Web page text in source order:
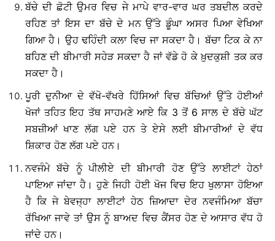
ਬੱਚੇ ਦੀ ਛੋਟੀ ਉਮਰ ਵਿਚ ਜੇ ਮਾਪੇ ਵਾਰ-ਵਾਰ ਘਰ ਤਬਦੀਲ ਕਰਦੇ
ਰਹਿਣ ਤਾਂ ਇਸ ਦਾ ਬੱਚੇ ਦੇ ਮਨ ਉੱਤੇ ਡੂੰਘਾ ਅਸਰ ਪਿਆ ਵੇਖਿਆ
ਗਿਆ ਹੈ। ਉਹ ਢਹਿੰਦੀ ਕਲਾ ਵਿਚ ਜਾ ਸਕਦਾ ਹੈ। ਬੱਚਾ ਟਿਕ ਕੇ ਨਾ
ਬਹਿਣ ਦੀ ਬੀਮਾਰੀ ਸਹੇੜ ਸਕਦਾ ਹੈ ਜਾਂ ਵੱਡੇ ਹੋ ਕੇ ਖ਼ੁਦਕੁਸ਼ੀ ਤਕ ਕਰ
ਸਕਦਾ ਹੈ।
ਪੂਰੀ ਦੁਨੀਆ ਦੇ ਵੱਖੋ-ਵੱਖਰੇ ਹਿੱਸਿਆਂ ਵਿਚ ਬੱਚਿਆਂ ਉੱਤੇ ਹੋਈਆਂ
ਖੋਜਾਂ ਤਹਿਤ ਇਹ ਤੱਥ ਸਾਹਮਣੇ ਆਏ ਕਿ 3 ਤੋਂ 6 ਸਾਲ ਦੇ ਬੱਚੇ ਘੱਟ
ਸਬਜ਼ੀਆਂ ਖਾਣ ਲੱਗ ਪਏ ਹਨ ਤੇ ਏਸੇ ਲਈ ਬੀਮਾਰੀਆਂ ਦੇ ਵੱਧ
ਸ਼ਿਕਾਰ ਹੋਣ ਲੱਗ ਪਏ ਹਨ।
ਨਵਜੰਮੇ ਬੱਚੇ ਨੂੰ ਪੀਲੀਏ ਦੀ ਬੀਮਾਰੀ ਹੋਣ ਉੱਤੇ ਲਾਈਟਾਂ ਹੇਠਾਂ
ਪਾਇਆ ਜਾਂਦਾ ਹੈ। ਹੁਣੇ ਜਿਹੀ ਹੋਈ ਖੋਜ ਵਿਚ ਇਹ ਖੁਲਾਸਾ ਹੋਇਆ
ਹੈ ਕਿ ਜੇ ਬੇਵਜ੍ਹਾ ਲਾਈਟਾਂ ਹੇਠ ਜ਼ਿਆਦਾ ਦੇਰ ਨਵਜੰਮਿਆ ਬੱਚਾ
ਰੱਖਿਆ ਜਾਵੇ ਤਾਂ ਉਸ ਨੂੰ ਬਾਅਦ ਵਿਚ ਕੈਂਸਰ ਹੋਣ ਦੇ ਆਸਾਰ ਵੱਧ ਹੋ
ਜਾਂਦੇ ਹਨ।